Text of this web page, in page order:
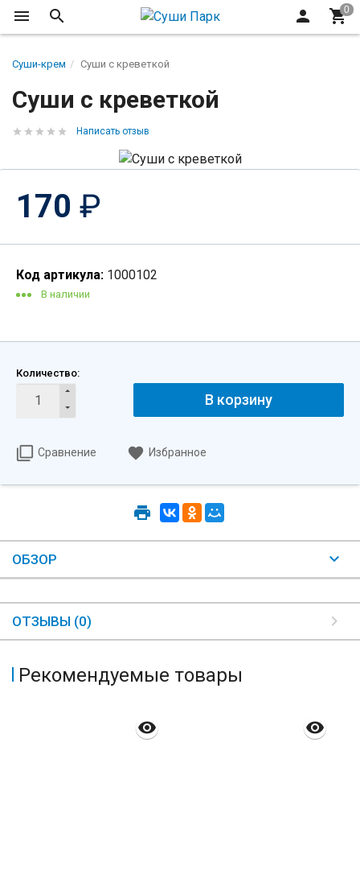
Суши-крем Суши с креветкой
Суши с креветкой
Написать отзыв
170 ₽
Код артикула: 1000102
В наличии
Количество:
В корзину
Сравнение Избранное
ОБЗОР
ОТЗЫВЫ (0)
Рекомендуемые товары